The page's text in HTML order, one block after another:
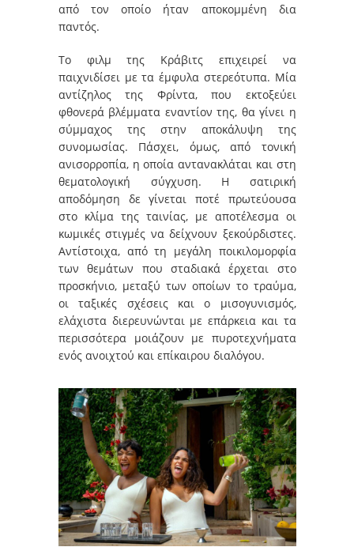
από τον οποίο ήταν αποκομμένη δια
παντός.
Το φιλμ της Κράβιτς επιχειρεί να
παιχνιδίσει με τα έμφυλα στερεότυπα. Μία
αντίζηλος της Φρίντα, που εκτοξεύει
φθονερά βλέμματα εναντίον της, θα γίνει η
σύμμαχος της στην αποκάλυψη της
συνομωσίας. Πάσχει, όμως, από τονική
ανισορροπία, η οποία αντανακλάται και στη
θεματολογική σύγχυση. Η σατιρική
αποδόμηση δε γίνεται ποτέ πρωτεύουσα
στο κλίμα της ταινίας, με αποτέλεσμα οι
κωμικές στιγμές να δείχνουν ξεκούρδιστες.
Αντίστοιχα, από τη μεγάλη ποικιλομορφία
των θεμάτων που σταδιακά έρχεται στο
προσκήνιο, μεταξύ των οποίων το τραύμα,
οι ταξικές σχέσεις και ο μισογυνισμός,
ελάχιστα διερευνώνται με επάρκεια και τα
περισσότερα μοιάζουν με πυροτεχνήματα
ενός ανοιχτού και επίκαιρου διαλόγου.